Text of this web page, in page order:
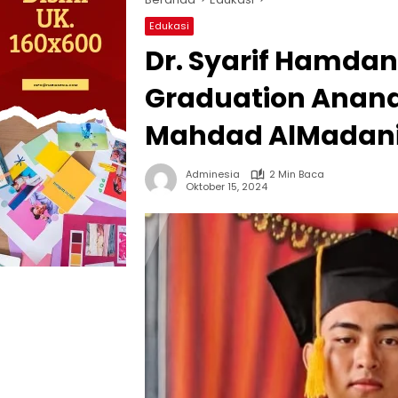
Edukasi
Dr. Syarif
Graduation
Mahdad
Adminesia
2 Min Baca
Oktober 15, 2024